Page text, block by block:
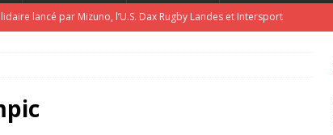
lancé par Mizuno, l’U.S. Dax Rugby Landes et Intersport
: vendre une sensation plutôt qu’un chrono
: pourquoi le sponsor officiel a perdu la finale